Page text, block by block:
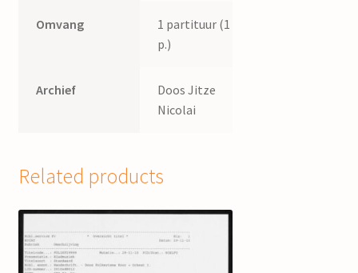
Omvang
1 partituur (1
p.)
Archief
Doos Jitze
Nicolai
Related products